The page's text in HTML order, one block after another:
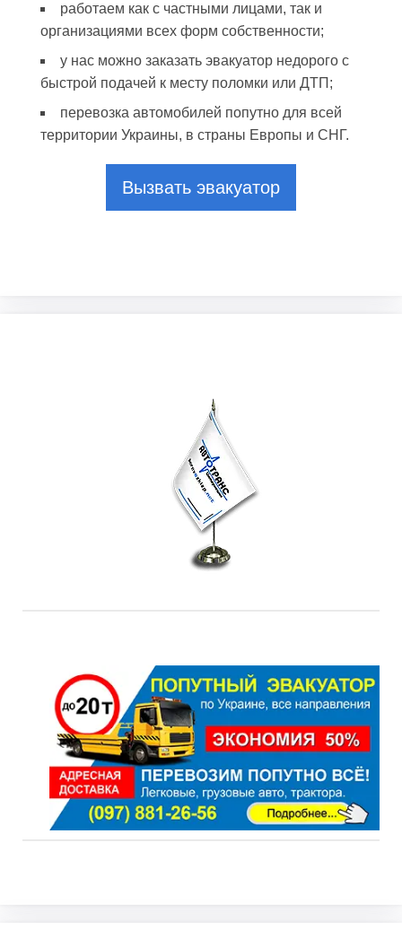
работаем как с частными лицами, так и
организациями всех форм собственности;
у нас можно заказать эвакуатор недорого с
быстрой подачей к месту поломки или ДТП;
перевозка автомобилей попутно для всей
территории Украины, в страны Европы и СНГ.
Вызвать эвакуатор